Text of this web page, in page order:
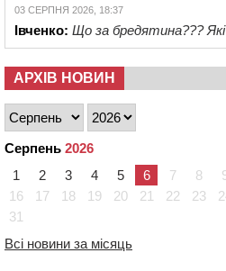
03 СЕРПНЯ 2026, 18:37
Івченко: Що за бредятина???
АРХІВ НОВИН
Серпень 2026
1
2 3 4 5 6 7 8
16
17 18 19 20 21 22 23
31
Всі новини за місяць